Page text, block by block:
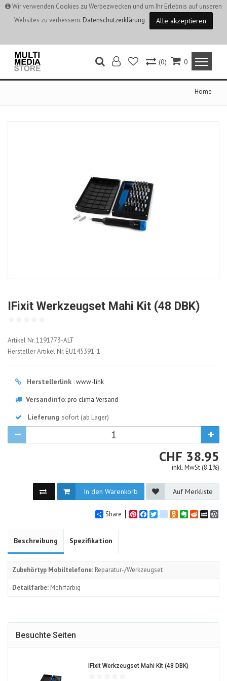
Wir verwenden Cookies zu Werbezwecken und um Ihr Erlebnis auf unseren
Websites zu verbessern. Datenschutzerklärung Alle akzeptieren
0
(0)
Home
IFixit Werkzeugset Mahi Kit (48 DBK)
1191773-
ALT
Artikel Nr.1191773-ALT
Hersteller Artikel Nr. EU145391-1
Herstellerlink :www-link
Versandinfo:pro clima Versand
Lieferung: sofort (ab Lager)
CHF CHF
38.95
inkl. MwSt (8.1%)
In den Warenkorb Auf Merkliste
Share PinterestFacebook
Twittergoogle_bookmarks
Odnoklassniki
Evernote
Reddit
Beschreibung Spezifikation
Zubehörtyp Mobiltelefone: Reparatur-/Werkzeugset
Detailfarbe: Mehrfarbig
Besuchte Seiten
IFixit Werkzeugset Mahi Kit (48 DBK)